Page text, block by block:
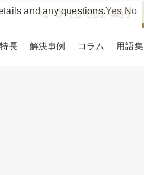
phone_in_talk 0120-002-489
長 解決事例 コラム 用語集
and any questions.Yes No